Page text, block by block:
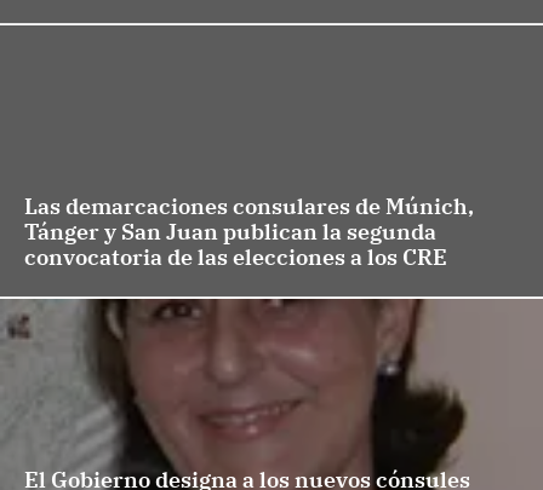
Las demarcaciones consulares de Múnich,
Tánger y San Juan publican la segunda
convocatoria de las elecciones a los CRE
El Gobierno designa a los nuevos cónsules